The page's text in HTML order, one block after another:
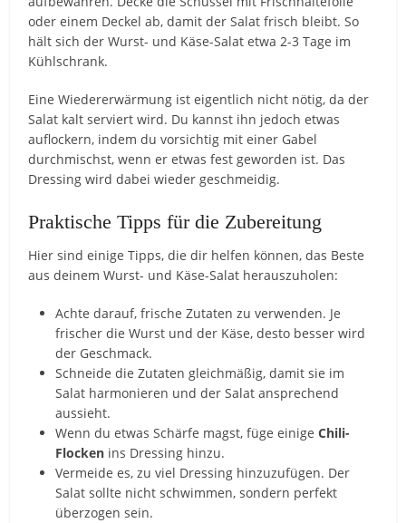
oder einem Deckel ab, damit der Salat frisch bleibt. So
hält sich der Wurst- und Käse-Salat etwa 2-3 Tage im
Kühlschrank.
Eine Wiedererwärmung ist eigentlich nicht nötig, da der
Salat kalt serviert wird. Du kannst ihn jedoch etwas
auflockern, indem du vorsichtig mit einer Gabel
durchmischst, wenn er etwas fest geworden ist. Das
Dressing wird dabei wieder geschmeidig.
Praktische Tipps für die Zubereitung
Hier sind einige Tipps, die dir helfen können, das Beste
aus deinem Wurst- und Käse-Salat herauszuholen:
Achte darauf, frische Zutaten zu verwenden. Je
frischer die Wurst und der Käse, desto besser wird
der Geschmack.
Schneide die Zutaten gleichmäßig, damit sie im
Salat harmonieren und der Salat ansprechend
aussieht.
Wenn du etwas Schärfe magst, füge einigeChili-
Flocken ins Dressing hinzu.
Vermeide es, zu viel Dressing hinzuzufügen. Der
Salat sollte nicht schwimmen, sondern perfekt
überzogen sein.